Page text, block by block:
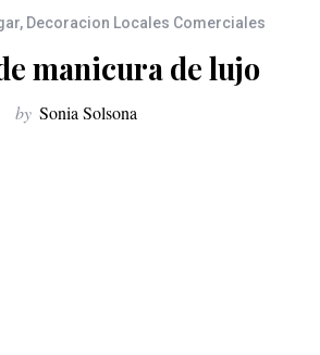
, Decoracion Locales Comerciales
manicura de lujo
by Sonia Solsona